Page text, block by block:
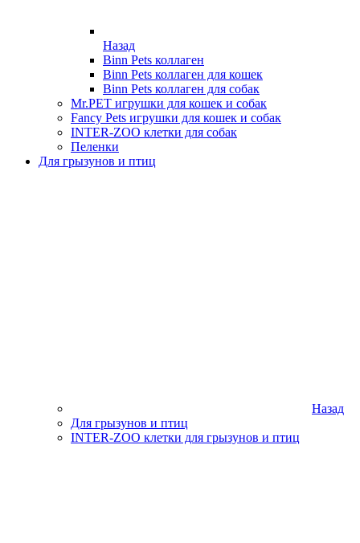
Назад
Binn Pets коллаген
Binn Pets коллаген для кошек
Binn Pets коллаген для собак
Mr.PET игрушки для кошек и собак
Fancy Pets игрушки для кошек и собак
INTER-ZOO клетки для собак
Пеленки
Для грызунов и птиц
Назад
Для грызунов и птиц
INTER-ZOO клетки для грызунов и птиц